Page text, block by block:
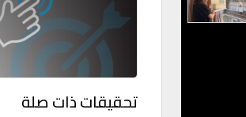
تحقيقات ذات صلة